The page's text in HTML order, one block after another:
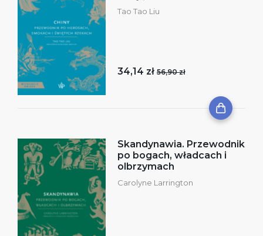
Tao Tao Liu
34,14 zł 56,90 zł
Skandynawia. Przewodnik
po bogach, władcach i
olbrzymach
Carolyne Larrington